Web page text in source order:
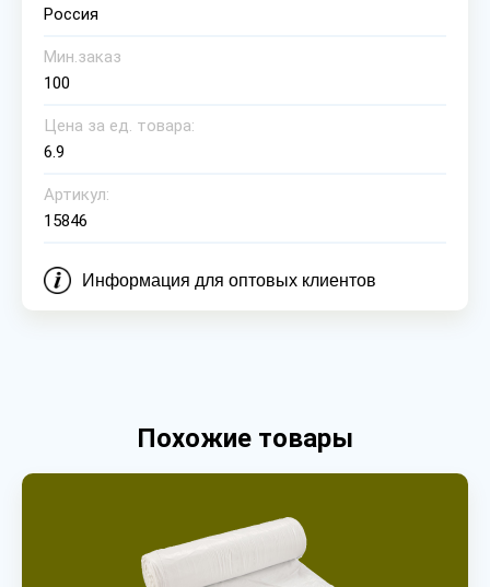
Россия
Мин.заказ
100
Цена за ед. товара:
6.9
Артикул:
15846
Информация для оптовых клиентов
Похожие товары